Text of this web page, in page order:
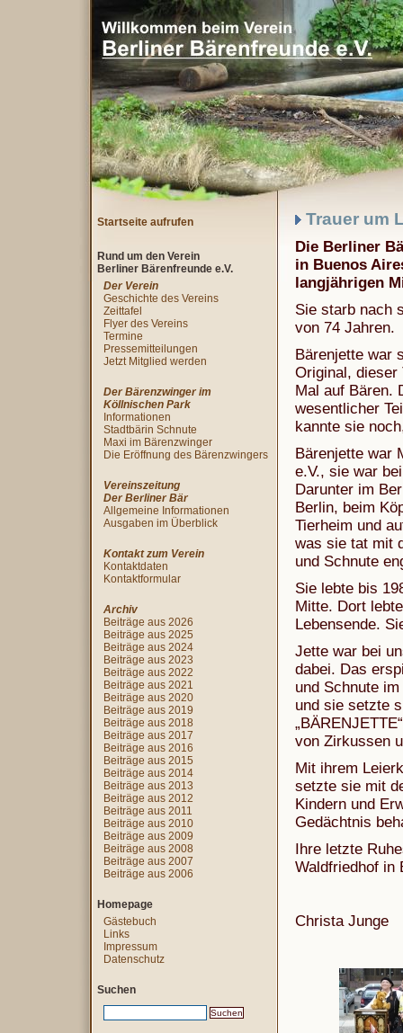
Trauer um
Die Berliner
in Buenos
langjährigen
Sie starb nach
von 74 Jahren.
Bärenjette war
Original, dieser
Mal auf Bären.
wesentlicher
kannte sie
Bärenjette war
e.V., sie war
Darunter im
Berlin, beim
Tierheim und
was sie tat mit
und Schnute
Sie lebte bis
Mitte. Dort
Lebensende.
Jette war bei
dabei. Das
und Schnute
und sie setzte
von Zirkussen
Mit ihrem
setzte sie mit
Kindern und
Gedächtnis
Ihre letzte
Waldfriedhof in
Christa Junge
Startseite aufrufen
Rund um den Verein
Berliner Bärenfreunde e.V.
Der Verein
Geschichte des Vereins
Zeittafel
Flyer des Vereins
Termine
Pressemitteilungen
Jetzt Mitglied werden
Der Bärenzwinger im
Köllnischen Park
Informationen
Stadtbärin Schnute
Maxi im Bärenzwinger
Die Eröffnung des Bärenzwingers
Vereinszeitung
Der Berliner Bär
Allgemeine Informationen
Ausgaben im Überblick
Kontakt zum Verein
Kontaktdaten
Kontaktformular
Archiv
Beiträge aus 2026
Beiträge aus 2025
Beiträge aus 2024
Beiträge aus 2023
Beiträge aus 2022
Beiträge aus 2021
Beiträge aus 2020
Beiträge aus 2019
Beiträge aus 2018
Beiträge aus 2017
Beiträge aus 2016
Beiträge aus 2015
Beiträge aus 2014
Beiträge aus 2013
Beiträge aus 2012
Beiträge aus 2011
Beiträge aus 2010
Beiträge aus 2009
Beiträge aus 2008
Beiträge aus 2007
Beiträge aus 2006
Homepage
Gästebuch
Links
Impressum
Datenschutz
Suchen